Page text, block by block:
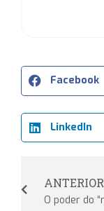
Facebook
LinkedIn
ANTERIOR